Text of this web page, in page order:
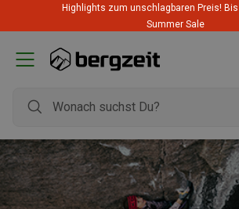
Highlights zum unschlagbaren Preis! Bis
Summer Sale